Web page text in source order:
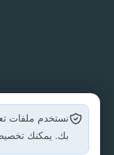
نستخدم ملفات
بك. يمكنك